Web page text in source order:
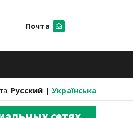
Почта
Русский | Українська